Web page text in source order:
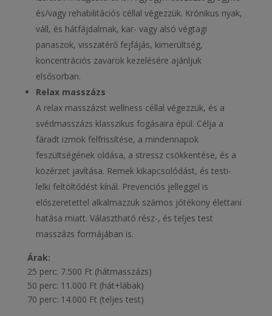
és/vagy rehabilitációs céllal végezzük. Krónikus nyak,
váll, és hátfájdalmak, kar- vagy alsó végtagi
panaszok, visszatérő fejfájás, kimerültség,
koncentrációs zavarok kezelésére ajánljuk
elsősorban.
Relax masszázs
A relax masszázst wellness céllal végezzük, és a
svédmasszázs klasszikus fogásaira épül. Célja a
fáradt izmok felfrissítése, a mindennapok
feszültségének oldása, a stressz csökkentése, és a
közérzet javítása. Remek kikapcsolódást, és testi-
lelki feltöltődést kínál. Prevenciós jelleggel is
előszeretettel alkalmazzuk számos jótékony élettani
hatása miatt. Választható rész-, és teljes test
masszázs formájában is.
Árak:
25 perc: 7.500 Ft (hátmasszázs)
50 perc: 11.000 Ft (hát+lábak)
70 perc: 14.000 Ft (teljes test)